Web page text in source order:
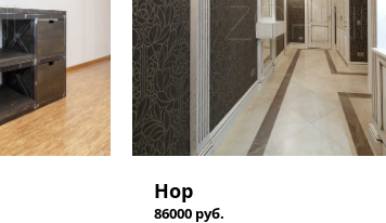
Нор
86000 руб.